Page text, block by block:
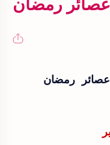
عصائر رمضان